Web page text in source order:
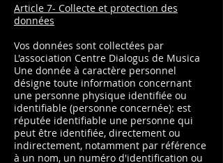
Article 7- Collecte et protection des
données
Vos données sont collectées par
L'association Centre Dialogus de Musica
Une donnée à caractère personnel
désigne toute information concernant
une personne physique identifiée ou
identifiable (personne concernée): est
réputée identifiable une personne qui
peut être identifiée, directement ou
indirectement, notamment par référence
à un nom, un numéro d'identification ou